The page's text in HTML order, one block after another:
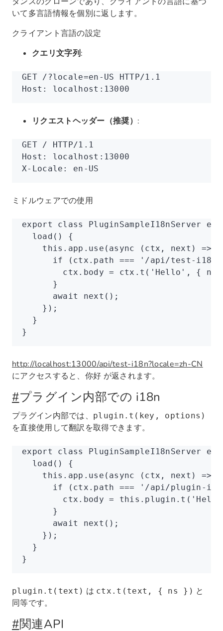
いて多言語情報を個別に返します。
クライアント言語の設定
クエリ文字列:
GET /?locale=en-US HTTP/1.1
Host:
localhost:13000
リクエストヘッダー（推奨） :
GET / HTTP/1.1
Host:
localhost:13000
X-Locale:
en-US
ミドルウェアでの使用
export class PluginSampleI18nServer
  load
() {
    this
. app .use ( async (ctx , next) =>
      if
( ctx .path === '/api/test-i18n'
        ctx
.body = ctx .t ( 'Hello' , { ns
      }
      await
next ();
    });
  }
}
http://localhost:13000/api/test-i18n?locale=zh-CN
にアクセスすると、 你好 が返されます。
#プラグイン内部での i18n
プラグイン内部では、 plugin.t(key, options)
を直接使用して翻訳を取得できます。
export class PluginSampleI18nServer
  load
() {
    this
. app .use ( async (ctx , next) =>
      if
( ctx .path === '/api/plugin-
        ctx
.body = this . plugin .t (
      }
      await
next ();
    });
  }
}
plugin.t(text) は ctx.t(text, { ns }) と
同等です。
#関連API